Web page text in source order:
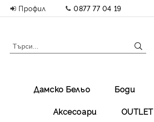
Профил 0877 77 04 19
Дамско Бельо Боди
Аксесоари OUTLET